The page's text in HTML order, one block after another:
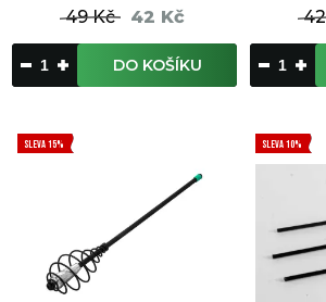
49 Kč 42 Kč
DO KOŠÍKU
SLEVA 15% SLEVA 10%